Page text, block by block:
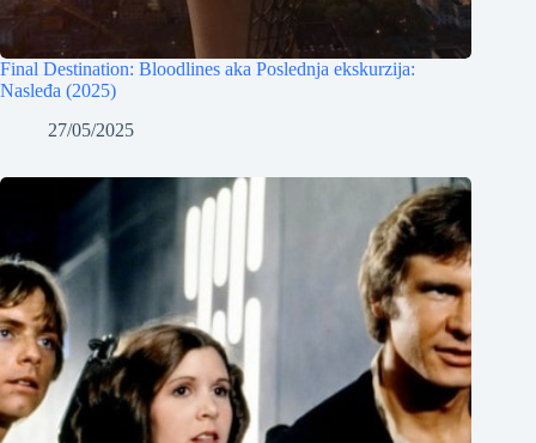
Final Destination: Bloodlines aka Poslednja ekskurzija:
Nasleđa (2025)
27/05/2025